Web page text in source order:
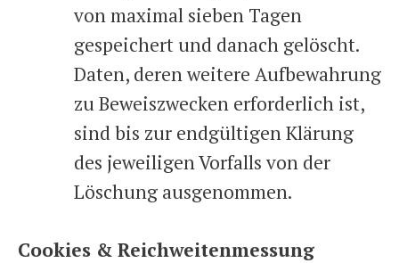
von maximal sieben Tagen
gespeichert und danach gelöscht.
Daten, deren weitere Aufbewahrung
zu Beweiszwecken erforderlich ist,
sind bis zur endgültigen Klärung
des jeweiligen Vorfalls von der
Löschung ausgenommen.
Cookies & Reichweitenmessung